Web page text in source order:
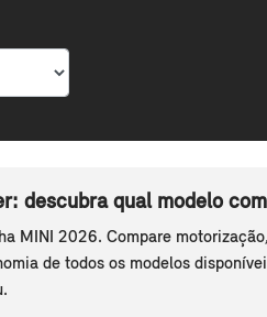
descubra qual modelo
MINI 2026. Compare
de todos os modelos